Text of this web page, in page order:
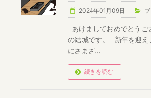
2024年01月09日
あけましておめでとうご
の結城です。 新年を迎え
にさまざ…
続きを読む